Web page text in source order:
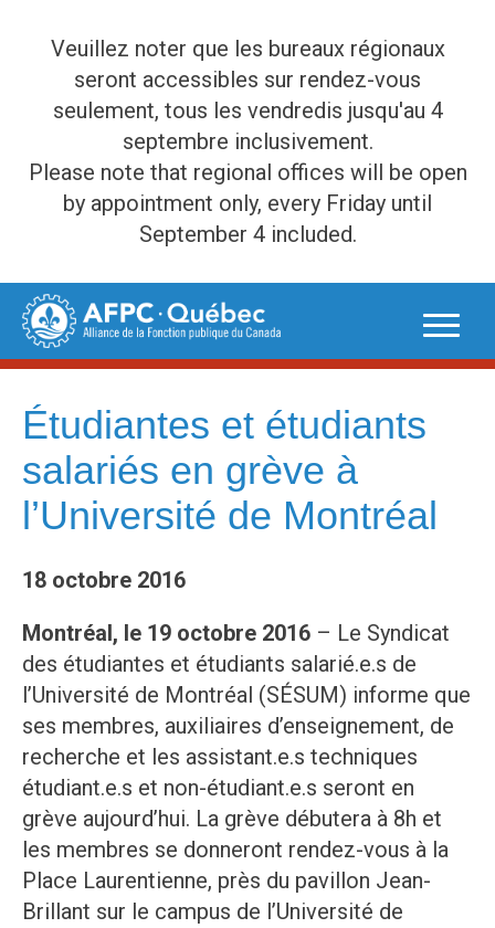
Veuillez noter que les bureaux régionaux
seront accessibles sur rendez-vous
seulement, tous les vendredis jusqu'au 4
septembre inclusivement.
Please note that regional offices will be open
by appointment only, every Friday until
September 4 included.
Skip
content
Étudiantes et étudiants
salariés en grève à
l’Université de Montréal
18 octobre 2016
Montréal, le 19 octobre 2016 – Le Syndicat
des étudiantes et étudiants salarié.e.s de
l’Université de Montréal (SÉSUM) informe que
ses membres, auxiliaires d’enseignement, de
recherche et les assistant.e.s techniques
étudiant.e.s et non-étudiant.e.s seront en
grève aujourd’hui. La grève débutera à 8h et
les membres se donneront rendez-vous à la
Place Laurentienne, près du pavillon Jean-
Brillant sur le campus de l’Université de